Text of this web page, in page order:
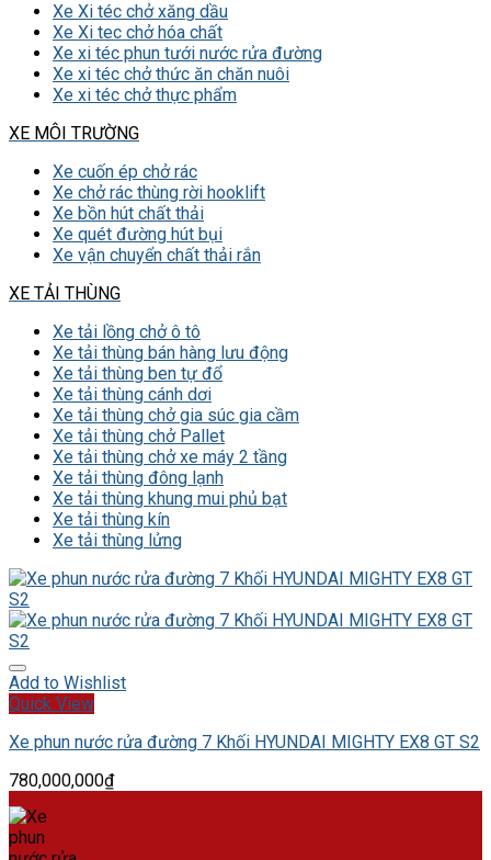
Xe Xi téc chở xăng dầu
Xe Xi tec chở hóa chất
Xe xi téc phun tưới nước rửa đường
Xe xi téc chở thức ăn chăn nuôi
Xe xi téc chở thực phẩm
XE MÔI TRƯỜNG
Xe cuốn ép chở rác
Xe chở rác thùng rời hooklift
Xe bồn hút chất thải
Xe quét đường hút bụi
Xe vận chuyển chất thải rắn
XE TẢI THÙNG
Xe tải lồng chở ô tô
Xe tải thùng bán hàng lưu động
Xe tải thùng ben tự đổ
Xe tải thùng cánh dơi
Xe tải thùng chở gia súc gia cầm
Xe tải thùng chở Pallet
Xe tải thùng chở xe máy 2 tầng
Xe tải thùng đông lạnh
Xe tải thùng khung mui phủ bạt
Xe tải thùng kín
Xe tải thùng lửng
Add to Wishlist
Quick View
Xe phun nước rửa đường 7 Khối HYUNDAI MIGHTY EX8 GT S2
780,000,000₫